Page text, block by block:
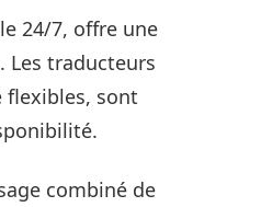
24/7, offre une
Les traducteurs
flexibles, sont
combiné de